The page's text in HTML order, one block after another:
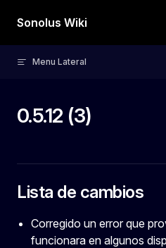
Skip to content
Sonolus Wiki
Menu Lateral
0.5.12 (3)
Lista de cambios
Corregido un error que
funcionara en algunos